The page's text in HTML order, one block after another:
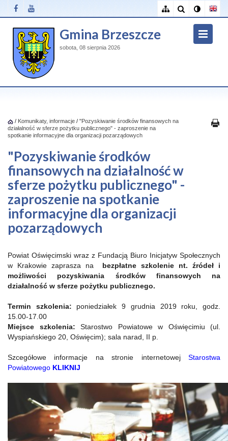
Gmina Brzeszcze
sobota, 08 sierpnia 2026
/ Komunikaty, informacje / "Pozyskiwanie środków finansowych na
działalność w sferze pożytku publicznego" - zaproszenie na
spotkanie informacyjne dla organizacji pozarządowych
"Pozyskiwanie środków
finansowych na działalność w
sferze pożytku publicznego" -
zaproszenie na spotkanie
informacyjne dla organizacji
pozarządowych
Powiat Oświęcimski wraz z Fundacją Biuro Inicjatyw Społecznych
w Krakowie zaprasza na bezpłatne szkolenie nt. źródeł i
możliwości pozyskiwania środków finansowych na
działalność w sferze pożytku publicznego.
Termin szkolenia: poniedziałek 9 grudnia 2019 roku, godz.
15.00-17.00
Miejsce szkolenia: Starostwo Powiatowe w Oświęcimiu (ul.
Wyspiańskiego 20, Oświęcim); sala narad, II p.
Szcegółowe informacje na stronie internetowej Starostwa
Powiatowego KLIKNIJ